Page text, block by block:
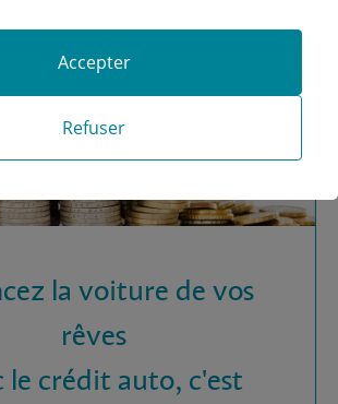
la voiture de vos
rêves
le crédit auto, c'est
Refuser
Accepter